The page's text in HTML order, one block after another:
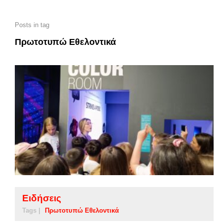
Posts in tag
Πρωτοτυπώ Εθελοντικά
Ειδήσεις
Tags | Πρωτοτυπώ Εθελοντικά